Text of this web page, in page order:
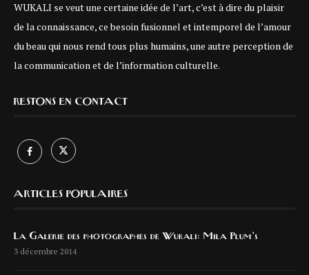
WUKALI se veut une certaine idée de l’art, c’est à dire du plaisir
de la connaissance, ce besoin fusionnel et intemporel de l’amour
du beau qui nous rend tous plus humains, une autre perception de
la communication et de l’information culturelle.
RESTONS EN CONTACT
ARTICLES POPULAIRES
La Galerie des photographes de Wukali: Mila Plum’s
3 décembre 2014